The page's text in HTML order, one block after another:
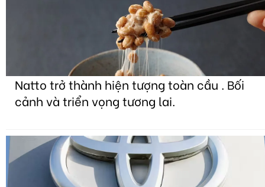
Natto trở thành hiện tượng toàn cầu . Bối
cảnh và triển vọng tương lai.